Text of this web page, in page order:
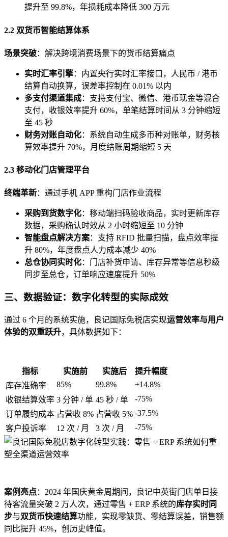
提升至 99.8%，年损耗成本降低 300 万元
2.2 双货币智能结算体系
场景突破：解决跨境消费场景下的货币结算痛点
实时汇率引擎：内置央行实时汇率接口，人民币 / 港币
结算自动换算，误差率控制在 0.01% 以内
多支付渠道集成：支持支付宝、微信、港币现金等混合
支付，收银效率提升 60%，单笔结算时间从 3 分钟缩短
至 45 秒
财务对账自动化：系统自动生成多币种对账单，财务核
算效率提升 70%，月度结账周期缩短 5 天
2.3 移动化门店管理平台
终端革新：通过手机 APP 重构门店作业流程
采购到货数字化：移动端扫码验收商品，实时更新库存
数据，采购确认时效从 2 小时缩短至 10 分钟
智能盘点解决方案：支持 RFID 批量扫描，盘点效率提
升 80%，年度盘点人力成本减少 40%
总仓协同实时化：门店补货申请、库存异常等信息秒级
同步至总仓，订单响应速度提升 50%
三、数据验证：数字化转型的实际成效
通过 6 个月的系统实施，良记国际免税店实现运营效率与用户
体验的双重跃升，具体数据如下：
指标 实施前 实施后
提升幅度
库存准确率
85% 99.8%
+14.8%
收银结算效率 3 分钟 / 单 45 秒 / 单
-75%
订单履约成本 占营收 8% 占营收 5% -37.5%
客户投诉率
12 次 / 月 3 次 / 月 -75%
案例亮点：2024 年国庆黄金周期间，良记中英街门店单日接
待客流量突破 2 万人次，通过零售 + ERP 系统的库存实时同
步与双货币快速结算功能，实现零缺货、零结算误差，销售额
同比提升 45%，创历史峰值。